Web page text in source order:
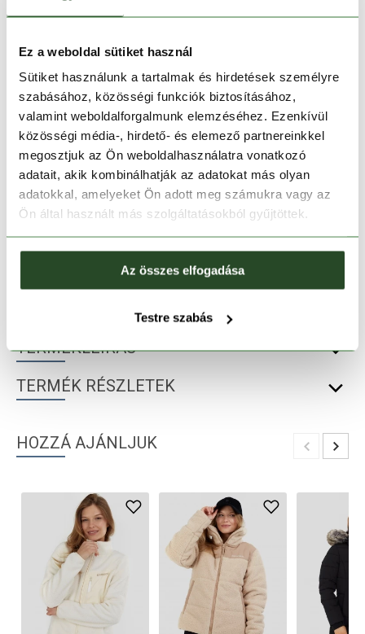
Ez a weboldal sütiket használ
Sütiket használunk a tartalmak és hirdetések személyre
szabásához, közösségi funkciók biztosításához,
valamint weboldalforgalmunk elemzéséhez. Ezenkívül
közösségi média-, hirdető- és elemező partnereinkkel
megosztjuk az Ön weboldalhasználatra vonatkozó
adatait, akik kombinálhatják az adatokat más olyan
adatokkal, amelyeket Ön adott meg számukra vagy az
Ön által használt más szolgáltatásokból gyűjtöttek.
Az összes elfogadása
Testre szabás
TERMÉKLEÍRÁS
TERMÉK RÉSZLETEK
Méret:
XS S L
Kosárba teszem
Melyik üzletben elérhető|Foglalás
1-2 munkanapos szállítás
HOZZÁ AJÁNLJUK